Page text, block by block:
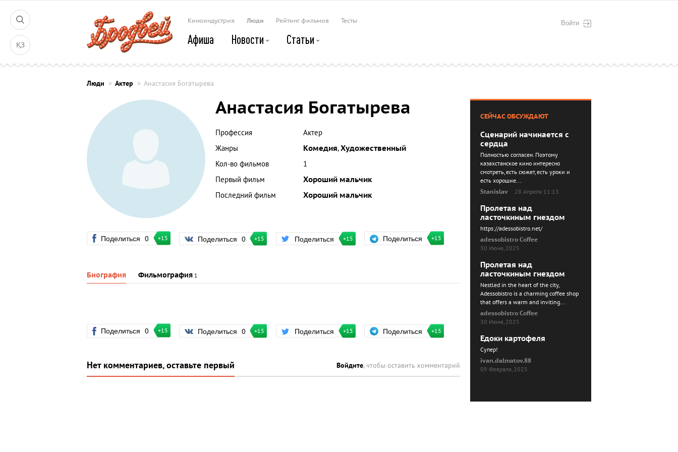
ҚЗ
Войти
Киноиндустрия Люди Рейтинг фильмов Тесты
Афиша Новости Статьи
Люди Актер Анастасия Богатырева
Анастасия Богатырева
Профессия
Актер
Жанры
Комедия,Художественный
Кол-во фильмов
1
Первый фильм
Хороший мальчик
Последний фильм
Хороший мальчик
Поделиться 0 +15 Поделиться 0 +15 Поделиться +15 Поделиться +15
Биография Фильмография 1
Поделиться 0 +15 Поделиться 0 +15 Поделиться +15 Поделиться +15
Нет комментариев, оставьте первый Войдите, чтобы оставить комментарий
СЕЙЧАС ОБСУЖДАЮТ
Сценарий начинается с
сердца
Полностью согласен. Поэтому
казахстанское кино интересно
смотреть, есть сюжет, есть уроки и
есть хорошие...
Stanislav
28 Апреля 11:13
Пролетая над
ласточкиным гнездом
https://adessobistro.net/
adessobistro Coffee
30 Июня, 2025
Пролетая над
ласточкиным гнездом
Nestled in the heart of the city,
Adessobistro is a charming coffee shop
that offers a warm and inviting...
adessobistro Coffee
30 Июня, 2025
Едоки картофеля
Cупер!
ivan.dalmatov.88
09 Февраля, 2025